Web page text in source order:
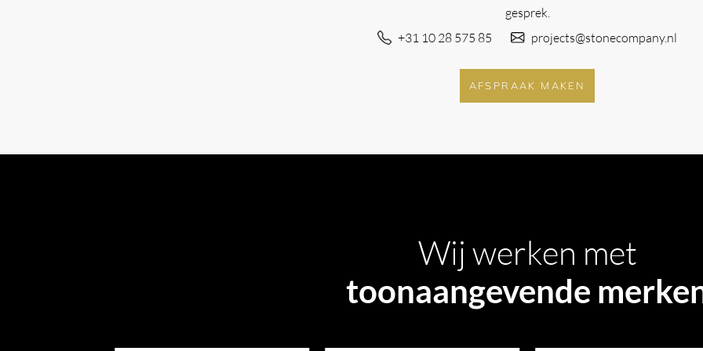
gesprek.
+31 10 28 575 85
projects@stonecompany.nl
AFSPRAAK MAKEN
Wij werken met
toonaangevende